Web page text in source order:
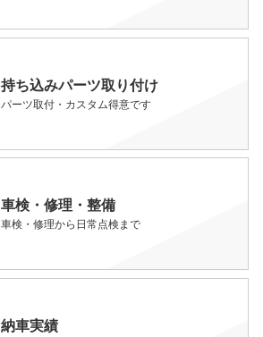
持ち込みパーツ取り付け
パーツ取付・カスタム得意です
車検・修理・整備
車検・修理から日常点検まで
納車実績